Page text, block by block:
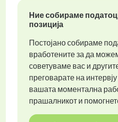
Ние собираме
позиција
Постојано собираме
вработените за да
советуваме вас и
преговарате на
вашата моментална
прашалникот и